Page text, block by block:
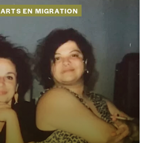
ARTS EN MIGRATION